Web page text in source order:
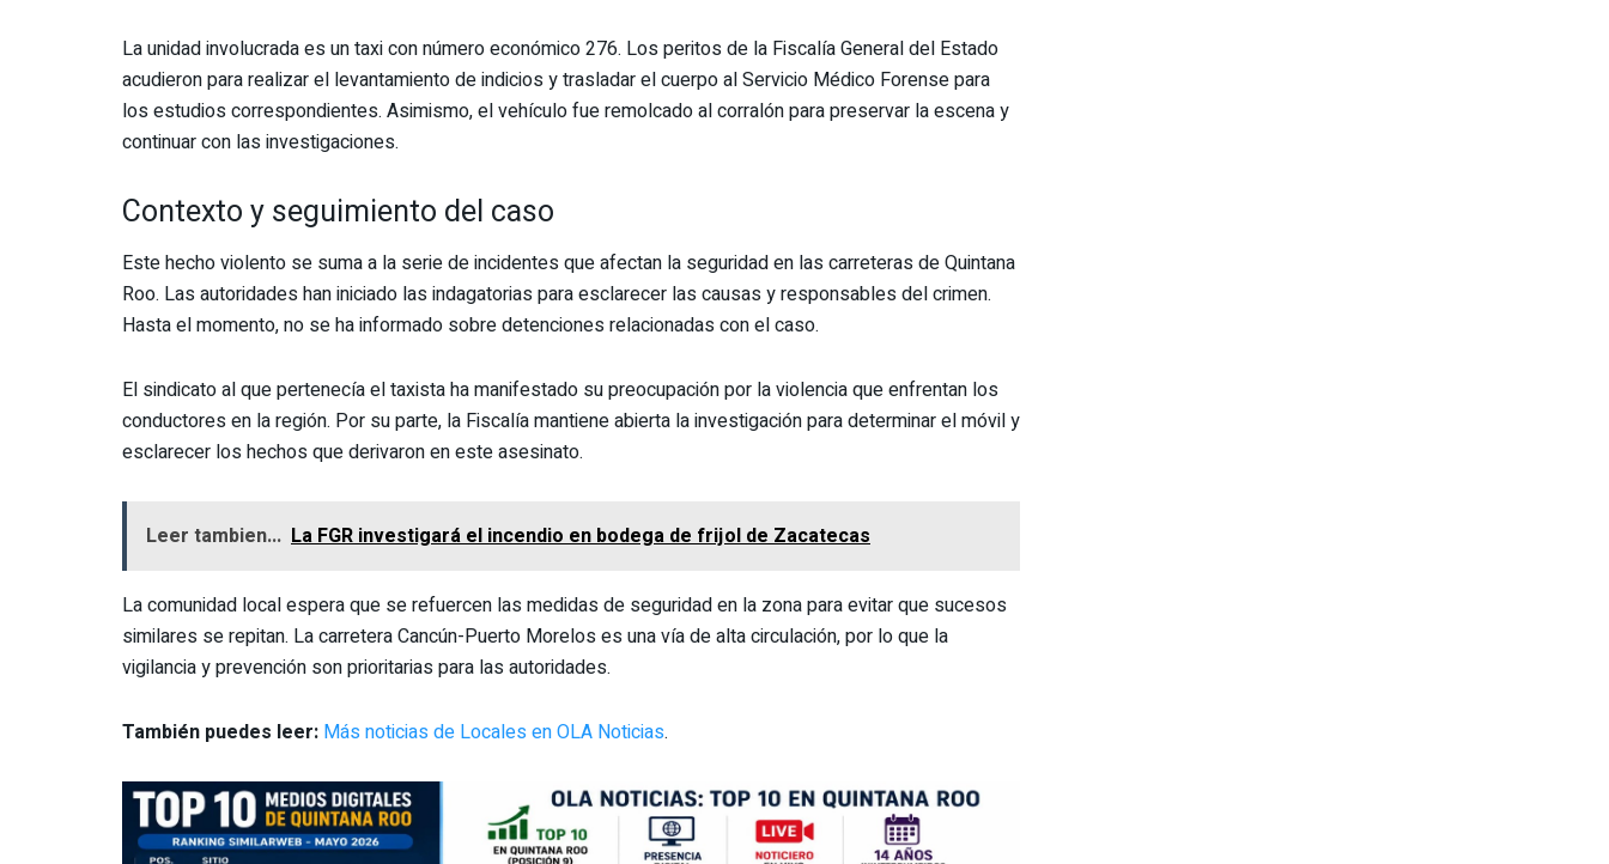
La unidad involucrada es un taxi con número económico 276. Los peritos de la Fiscalía General del Estado
acudieron para realizar el levantamiento de indicios y trasladar el cuerpo al Servicio Médico Forense para
los estudios correspondientes. Asimismo, el vehículo fue remolcado al corralón para preservar la escena y
continuar con las investigaciones.
Contexto y seguimiento del caso
Este hecho violento se suma a la serie de incidentes que afectan la seguridad en las carreteras de Quintana
Roo. Las autoridades han iniciado las indagatorias para esclarecer las causas y responsables del crimen.
Hasta el momento, no se ha informado sobre detenciones relacionadas con el caso.
El sindicato al que pertenecía el taxista ha manifestado su preocupación por la violencia que enfrentan los
conductores en la región. Por su parte, la Fiscalía mantiene abierta la investigación para determinar el móvil y
esclarecer los hechos que derivaron en este asesinato.
Leer tambien... La FGR investigará el incendio en bodega de frijol de Zacatecas
La comunidad local espera que se refuercen las medidas de seguridad en la zona para evitar que sucesos
similares se repitan. La carretera Cancún-Puerto Morelos es una vía de alta circulación, por lo que la
vigilancia y prevención son prioritarias para las autoridades.
También puedes leer: Más noticias de Locales en OLA Noticias.